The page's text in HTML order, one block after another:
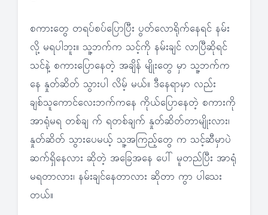
စကားတွေ တရပ်စပ်ပြောပြီး ပွတ်လောရိုက်နေရင် နမ်း
လို့ မရပါဘူး။ သူ့ဘက်က သင့်ကို နမ်းချင် လာပြီဆိုရင်
သင်နဲ့ စကားပြောနေတဲ့ အချိန် မျိုးတွေ မှာ သူ့ဘက်က
နေ နှုတ်ဆိတ် သွားပါ လိမ့် မယ်။ ဒီနေရာမှာ လည်း
ချစ်သူကောင်လေးဘက်ကနေ ကိုယ်ပြောနေတဲ့ စကားကို
အာရုံမရ တစ်ချ က် ရတစ်ချက် နှုတ်ဆိတ်တာမျိုးလား၊
နှုတ်ဆိတ် သွားပေမယ့် သူ့အကြည့်တွေ က သင့်ဆီမှာပဲ
ဆက်ရှိနေလား ဆိုတဲ့ အခြေအနေ ပေါ် မူတည်ပြီး အာရုံ
မရတာလား၊ နမ်းချင်နေတာလား ဆိုတာ ကွာ ပါသေး
တယ်။